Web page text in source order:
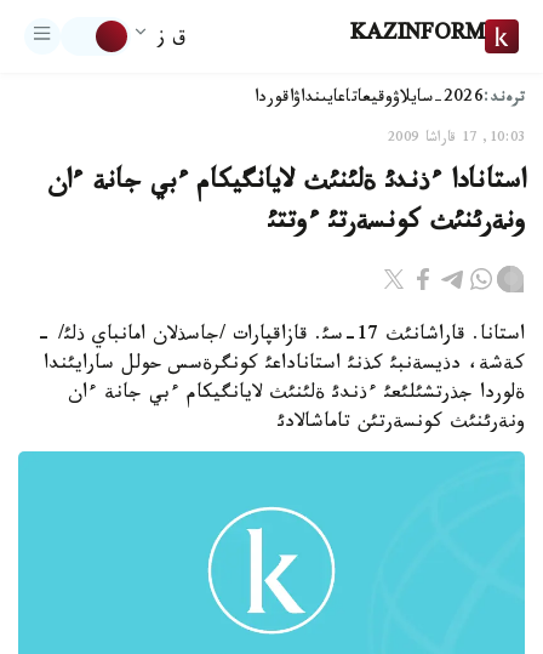
KAZINFORM ق ز
ترەند:2026-سايلاۋ وقيعاتاعايىنداۋاقوردا
10:03, 17 قاراشا 2009
استانادا ءذندئ ةلئنئث لايانگيكام ءبي جانة ءان
ونةرئنئث كونسةرتئ ءوتتئ
استانا. قاراشانئث 17-سئ. قازاقپارات /جاسذلان امانباي ذلئ/ -
كةشة، دذيسةنبئ كذنئ استاناداعئ كونگرةسس حولل سارايئندا
ةلوردا جذرتشئلئعئ ءذندئ ةلئنئث لايانگيكام ءبي جانة ءان
ونةرئنئث كونسةرتئن تاماشالادئ